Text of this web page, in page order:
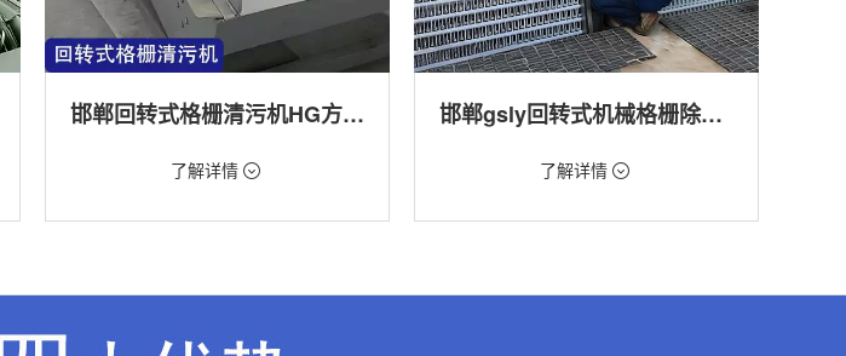
邯郸回转式格栅清污机HG方型-连续式自动清污优选设备
价格：9888元/台
机
了解详情
邯郸gsly回转式机械格栅除污机
价格：1.66万/台
机
了解详情